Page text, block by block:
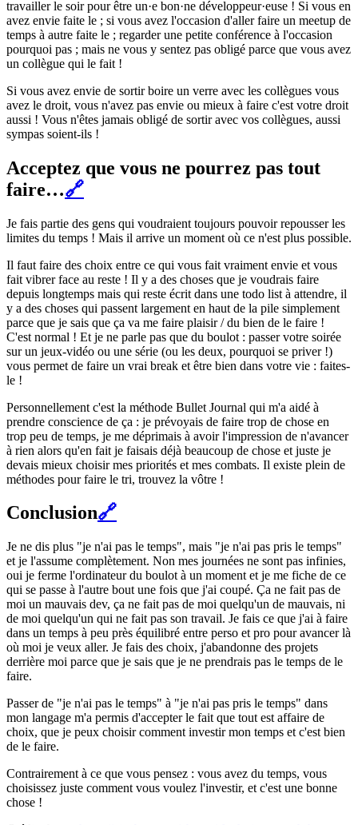
travailler le soir pour être un·e bon·ne développeur·euse ! Si vous en
avez envie faite le ; si vous avez l'occasion d'aller faire un meetup de
temps à autre faite le ; regarder une petite conférence à l'occasion
pourquoi pas ; mais ne vous y sentez pas obligé parce que vous avez
un collègue qui le fait !
Si vous avez envie de sortir boire un verre avec les collègues vous
avez le droit, vous n'avez pas envie ou mieux à faire c'est votre droit
aussi ! Vous n'êtes jamais obligé de sortir avec vos collègues, aussi
sympas soient-ils !
Acceptez que vous ne pourrez pas tout
faire…🔗
Je fais partie des gens qui voudraient toujours pouvoir repousser les
limites du temps ! Mais il arrive un moment où ce n'est plus possible.
Il faut faire des choix entre ce qui vous fait vraiment envie et vous
fait vibrer face au reste ! Il y a des choses que je voudrais faire
depuis longtemps mais qui reste écrit dans une todo list à attendre, il
y a des choses qui passent largement en haut de la pile simplement
parce que je sais que ça va me faire plaisir / du bien de le faire !
C'est normal ! Et je ne parle pas que du boulot : passer votre soirée
sur un jeux-vidéo ou une série (ou les deux, pourquoi se priver !)
vous permet de faire un vrai break et être bien dans votre vie : faites-
le !
Personnellement c'est la méthode Bullet Journal qui m'a aidé à
prendre conscience de ça : je prévoyais de faire trop de chose en
trop peu de temps, je me déprimais à avoir l'impression de n'avancer
à rien alors qu'en fait je faisais déjà beaucoup de chose et juste je
devais mieux choisir mes priorités et mes combats. Il existe plein de
méthodes pour faire le tri, trouvez la vôtre !
Conclusion🔗
Je ne dis plus "je n'ai pas le temps", mais "je n'ai pas pris le temps"
et je l'assume complètement. Non mes journées ne sont pas infinies,
oui je ferme l'ordinateur du boulot à un moment et je me fiche de ce
qui se passe à l'autre bout une fois que j'ai coupé. Ça ne fait pas de
moi un mauvais dev, ça ne fait pas de moi quelqu'un de mauvais, ni
de moi quelqu'un qui ne fait pas son travail. Je fais ce que j'ai à faire
dans un temps à peu près équilibré entre perso et pro pour avancer là
où moi je veux aller. Je fais des choix, j'abandonne des projets
derrière moi parce que je sais que je ne prendrais pas le temps de le
faire.
Passer de "je n'ai pas le temps" à "je n'ai pas pris le temps" dans
mon langage m'a permis d'accepter le fait que tout est affaire de
choix, que je peux choisir comment investir mon temps et c'est bien
de le faire.
Contrairement à ce que vous pensez : vous avez du temps, vous
choisissez juste comment vous voulez l'investir, et c'est une bonne
chose !